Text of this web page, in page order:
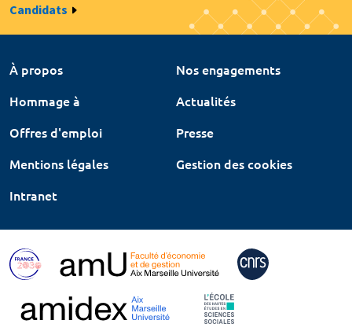
Candidats
À propos
Nos engagements
Hommage à
Actualités
Offres d'emploi
Presse
Mentions légales
Gestion des cookies
Intranet